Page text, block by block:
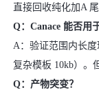
直接回收纯化加A
Q：Canace 能否用
A：验证范围内长度
复杂模板 10kb）。
Q：产物突变？